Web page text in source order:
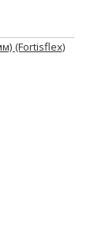
(Fortisflex)